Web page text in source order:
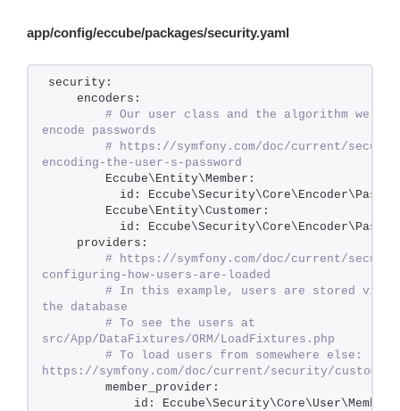
app/config/eccube/packages/security.yaml
security:
    encoders:
# Our user class and the algorithm we'll
encode passwords
# https://symfony.com/doc/current/
encoding-the-user-s-password
        Eccube\Entity\Member:
id:
        Eccube\Entity\Customer:
id:
    providers:
# https://symfony.com/doc/current/
configuring-how-users-are-loaded
# In this example, users are stored via
the database
# To see the users at
src/App/DataFixtures/ORM/LoadFixtures.php
# To load users from somewhere else:
https://symfony.com/doc/current/security/
        member_provider:
id: